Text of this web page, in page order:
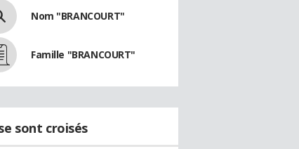
Nom "BRANCOURT"
Famille "BRANCOURT"
sont croisés